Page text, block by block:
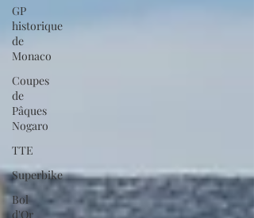
GP
historique
de
Monaco
Coupes
de
Pâques
Nogaro
TTE
Superbike
Bol
d'Or